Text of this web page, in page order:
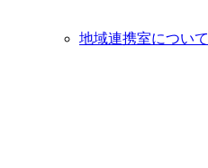
地域連携室について